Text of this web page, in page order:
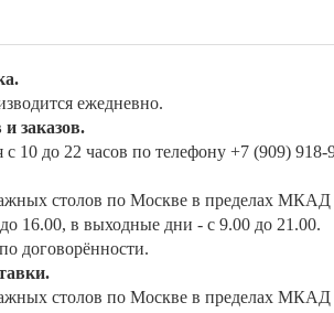
ежедневно.
заказов.
с 10 до 22 часов по телефону +7 (909) 918-
столов по Москве в пределах МКАД
16.00, в выходные дни - с 9.00 до 21.00.
договорённости.
столов по Москве в пределах МКАД